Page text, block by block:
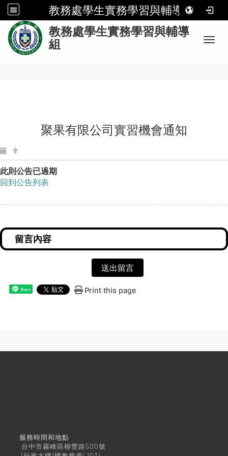
教務處學生實務學習與輔導組
教務處學生實務學習與輔導
組
聚果有限公司實習機會通知
此則公告已過期
回到公告列表
送出留言
Share Print this page
服務時間和地點
台中市霧峰區柳豐路500號